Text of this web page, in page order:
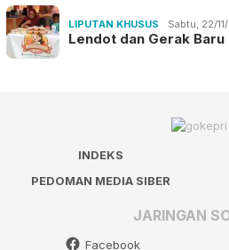
LIPUTAN KHUSUS Sabtu, 22/
Lendot dan Gerak
INDEKS
PEDOMAN MEDIA SIBER
JARINGAN
Facebook